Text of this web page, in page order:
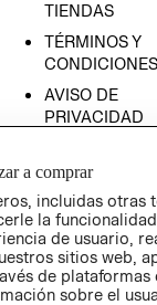
TIENDAS
TÉRMINOS Y
CONDICIONES
AVISO DE
PRIVACIDAD
AVISO DE
COOKIES
LIBRO DE
a comprar
incluidas otras
la
de usuario,
sitios web,
de plataformas
sobre el